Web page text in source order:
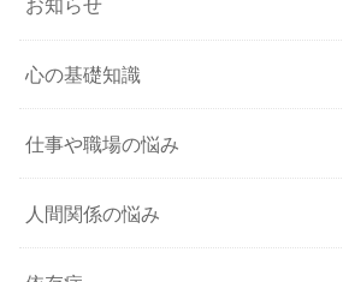
お知らせ
心の基礎知識
仕事や職場の悩み
人間関係の悩み